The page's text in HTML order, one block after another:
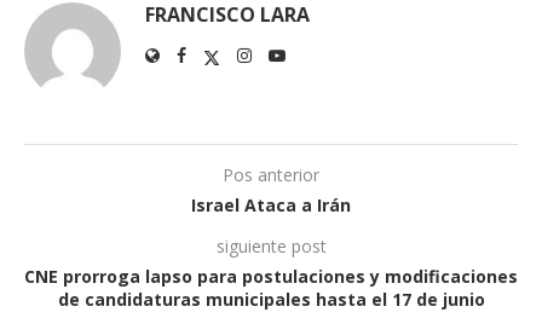
FRANCISCO LARA
Pos anterior
Israel Ataca a Irán
siguiente post
CNE prorroga lapso para postulaciones y modificaciones
de candidaturas municipales hasta el 17 de junio